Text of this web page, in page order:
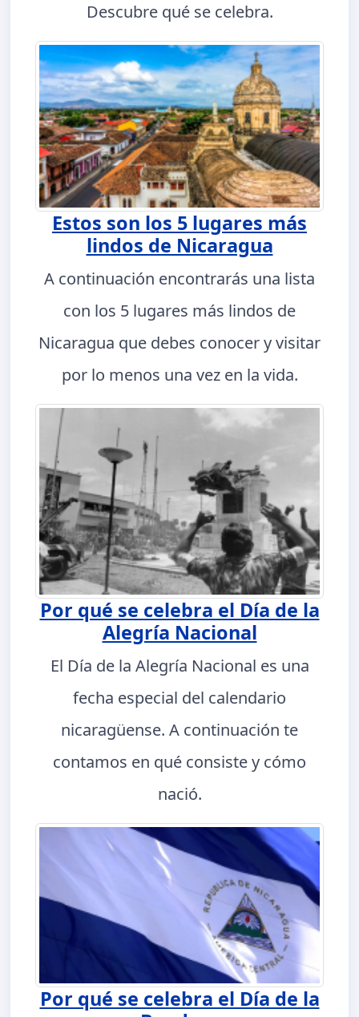
Descubre qué se celebra.
Estos son los 5 lugares más
lindos de Nicaragua
A continuación encontrarás una lista
con los 5 lugares más lindos de
Nicaragua que debes conocer y visitar
por lo menos una vez en la vida.
Por qué se celebra el Día de la
Alegría Nacional
El Día de la Alegría Nacional es una
fecha especial del calendario
nicaragüense. A continuación te
contamos en qué consiste y cómo
nació.
Por qué se celebra el Día de la